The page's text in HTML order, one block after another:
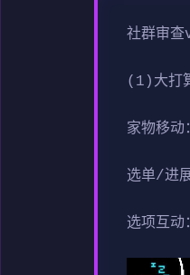
社群审查
(1)大打
家物移动
选单/进
选项互动